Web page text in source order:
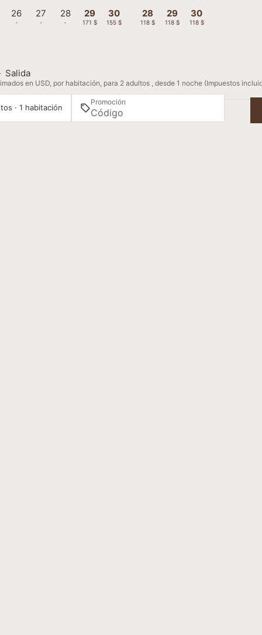
26
-
27
-
28
-
29
171 $
30
155 $
28
118 $
29
118 $
30
118 $
Salida
en USD, por habitación, para 2 adultos , desde 1 noche (Impuestos
· 1 habitación
Promoción